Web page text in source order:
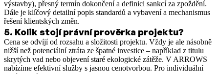
výstavby), přesný termín dokončení a definici sankcí za zpoždění.
Dále je klíčový detailní popis standardů a vybavení a mechanismus
řešení klientských změn.
5. Kolik stojí právní prověrka projektu?
Cena se odvíjí od rozsahu a složitosti projektu. Vždy je ale násobně
nižší než potenciální ztráta ze špatné investice – například z titulu
skrytých vad nebo objevení staré ekologické zátěže. V ARROWS
nabízíme efektivní služby s jasnou cenotvorbou. Pro individuální